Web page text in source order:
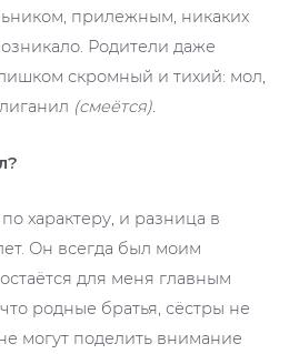
прилежным, никаких
Родители даже
скромный и тихий: мол,
(смеётся).
характеру, и разница в
Он всегда был моим
для меня главным
родные братья, сёстры не
могут поделить внимание